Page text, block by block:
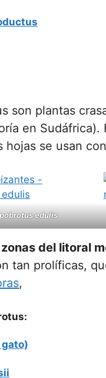
son plantas
en
hojas se usan
edulis
del litoral
tan prolíficas,
,
gato)